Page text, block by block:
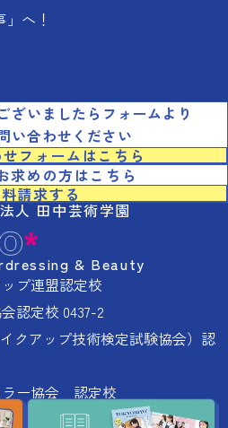
へ！
ざいましたらフォームより
い合わせください
フォームはこちら
求めの方はこちら
請求する
人 田中芸術学園
& Beauty
プ連盟認定校
認定校 0437-2
クアップ技術検定試験協会）認
ラー協会 認定校